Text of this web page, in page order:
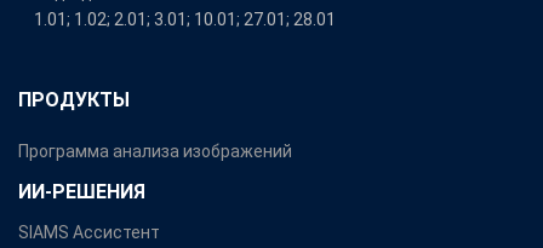
1.01; 1.02; 2.01; 3.01; 10.01; 27.01; 28.01
ПРОДУКТЫ
Программа анализа изображений
ИИ-РЕШЕНИЯ
SIAMS Ассистент